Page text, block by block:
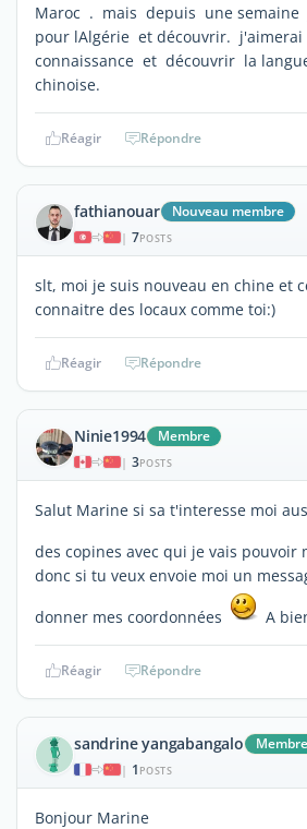
Maroc . mais depuis une semaine
pour lAlgérie et découvrir.
connaissance et découvrir la
chinoise.
Réagir Répondre
fathianouar Nouveau membre
| 7POSTS
slt, moi je suis nouveau en chine et
connaitre des locaux comme toi:)
Réagir Répondre
Ninie1994 Membre
| 3POSTS
Salut Marine si sa t'interesse moi
des copines avec qui je vais pouvoir
donc si tu veux envoie moi un
donner mes coordonnées
A
Réagir Répondre
sandrine yangabangalo Membre
| 1 POSTS
Bonjour Marine